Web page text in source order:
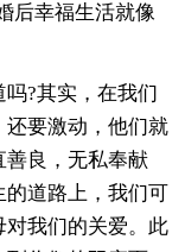
后幸福生活就像
吗?其实，在我们
还要激动，他们就
善良，无私奉献
的道路上，我们可
对我们的关爱。此